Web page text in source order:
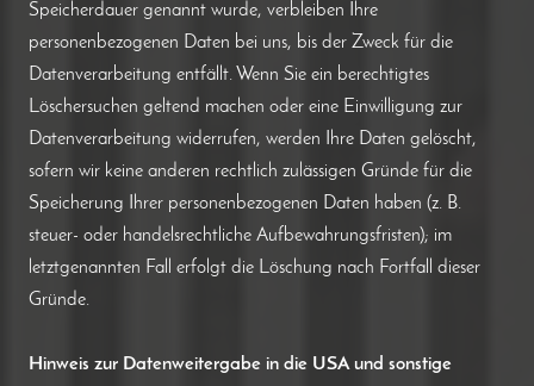
Speicherdauer genannt wurde, verbleiben Ihre
personenbezogenen Daten bei uns, bis der Zweck für die
Datenverarbeitung entfällt. Wenn Sie ein berechtigtes
Löschersuchen geltend machen oder eine Einwilligung zur
Datenverarbeitung widerrufen, werden Ihre Daten gelöscht,
sofern wir keine anderen rechtlich zulässigen Gründe für die
Speicherung Ihrer personenbezogenen Daten haben (z. B.
steuer- oder handelsrechtliche Aufbewahrungsfristen); im
letztgenannten Fall erfolgt die Löschung nach Fortfall dieser
Gründe.
Hinweis zur Datenweitergabe in die USA und sonstige